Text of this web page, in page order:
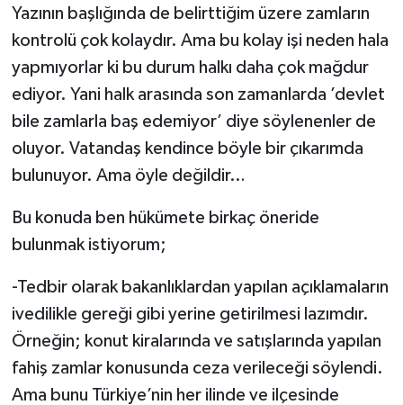
Yazının başlığında de belirttiğim üzere zamların
kontrolü çok kolaydır. Ama bu kolay işi neden hala
yapmıyorlar ki bu durum halkı daha çok mağdur
ediyor. Yani halk arasında son zamanlarda ’devlet
bile zamlarla baş edemiyor’ diye söylenenler de
oluyor. Vatandaş kendince böyle bir çıkarımda
bulunuyor. Ama öyle değildir…
Bu konuda ben hükümete birkaç öneride
bulunmak istiyorum;
-Tedbir olarak bakanlıklardan yapılan açıklamaların
ivedilikle gereği gibi yerine getirilmesi lazımdır.
Örneğin; konut kiralarında ve satışlarında yapılan
fahiş zamlar konusunda ceza verileceği söylendi.
Ama bunu Türkiye’nin her ilinde ve ilçesinde